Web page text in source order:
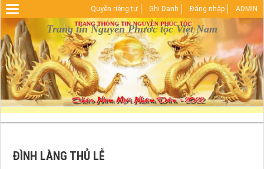
Warning: Undefined array key "HTTP_REFERER" in
D:\vhosts\nguyenphuoctoc.info\httpdocs\index.phpon line 29
Trang tin Nguyễn Phước tộc Việt Nam
Quyền riêng tư Ghi Danh Đăng nhập ADMIN
ĐÌNH LÀNG THỦ LỄ